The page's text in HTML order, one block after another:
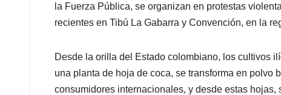
la Fuerza Pública, se organizan en protestas
recientes en Tibú La Gabarra y Convención, en la
Desde la orilla del Estado colombiano, los cultivos
una planta de hoja de coca, se transforma en polvo
consumidores internacionales, y desde estas